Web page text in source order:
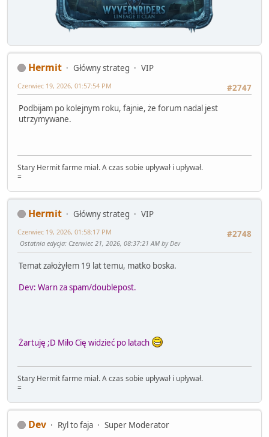
Hermit Główny strateg
VIP
#2747
Czerwiec 19, 2026, 01:57:54 PM
Podbijam po kolejnym roku, fajnie, że forum nadal jest
utrzymywane.
Stary Hermit farme miał. A czas sobie upływał i upływał.
=
Hermit Główny strateg
VIP
#2748
Czerwiec 19, 2026, 01:58:17 PM
Ostatnia edycja: Czerwiec 21, 2026, 08:37:21 AM by Dev
Temat założyłem 19 lat temu, matko boska.
Dev: Warn za spam/doublepost.
Żartuję ;D Miło Cię widzieć po latach
Stary Hermit farme miał. A czas sobie upływał i upływał.
=
Dev Ryl to faja
Super Moderator